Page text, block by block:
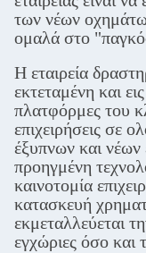
των νέων
ομαλά στο
Η εταιρεία
εκτεταμένη και
πλατφόρμες του
επιχειρήσεις σε
έξυπνων και
προηγμένη
καινοτομία
κατασκευή
εκμεταλλεύεται
εγχώριες όσο και